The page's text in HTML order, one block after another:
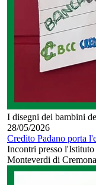
I disegni dei bambini
28/05/2026
Credito Padano porta
Incontri presso
Monteverdi di Cremona